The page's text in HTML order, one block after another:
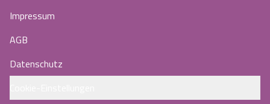
Impressum
AGB
Datenschutz